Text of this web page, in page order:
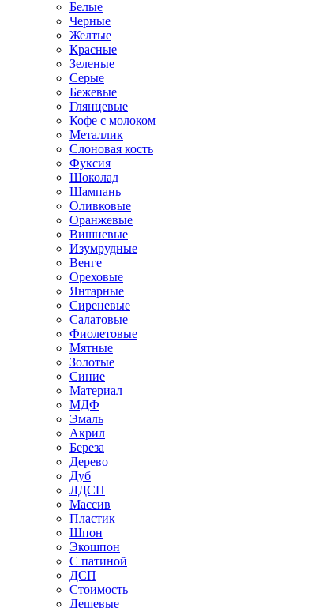
Белые
Черные
Желтые
Красные
Зеленые
Серые
Бежевые
Глянцевые
Кофе с молоком
Металлик
Слоновая кость
Фуксия
Шоколад
Шампань
Оливковые
Оранжевые
Вишневые
Изумрудные
Венге
Ореховые
Янтарные
Сиреневые
Салатовые
Фиолетовые
Мятные
Золотые
Синие
Материал
МДФ
Эмаль
Акрил
Береза
Дерево
Дуб
ЛДСП
Массив
Пластик
Шпон
Экошпон
С патиной
ДСП
Стоимость
Дешевые